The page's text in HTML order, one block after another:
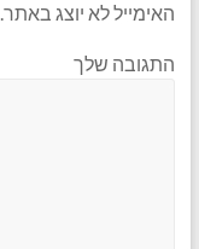
האימייל לא יוצג באתר.
התגובה שלך